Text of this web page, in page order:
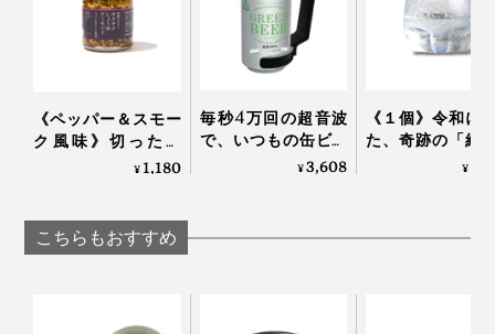
本品「スミ イタ グリル」のサイズは、角型の食パンが2
枚入るサイズ。食パンと目玉焼きを同時に焼くこともで
いろんな食材を焼いて、そのまま食卓にも出しても手抜
き感なし。あれこれいろんなものを焼いては、「うんま
っ！」と歓声をあげて楽しんでます。
《ペッパー＆スモー
ク風味》切っただ
け・ゆでただけの食
味料」｜サクサクし
ょうゆアーモンド
¥1,180
毎秒4万回の超音波
で、いつもの缶ビー
ルからクリーミーな
¥3,608
《１個》令和に
た、奇跡の「結
ラス」｜結霜
¥
こちらもおすすめ